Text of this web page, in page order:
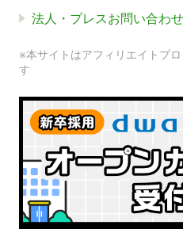
法人・プレスお問い合わせ
※本サイトはアフィリエイトプ
す